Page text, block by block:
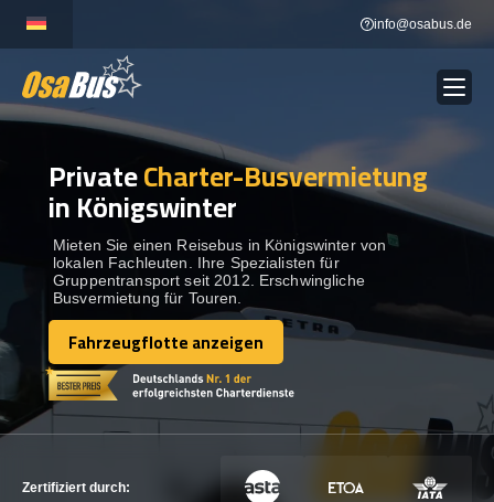
content
info@osabus.de
BUSVERMIETUNG Show dropdown
REISEZIELE Show dropdown
FLOTTE
KONTAKTIEREN SIE UNS
KONTAKTIEREN SIE UNS
PrivateCharter-Busvermietung
in Königswinter
Mieten Sie einen Reisebus in Königswinter von
lokalen Fachleuten. Ihre Spezialisten für
Gruppentransport seit 2012. Erschwingliche
Busvermietung für Touren.
Fahrzeugflotte anzeigen
Fahrzeugflotte anzeigen
Zertifiziert durch: